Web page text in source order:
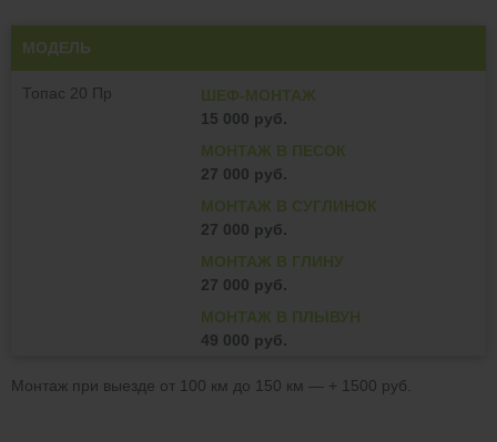
МОДЕЛЬ
Топас 20 Пр
ШЕФ-МОНТАЖ
15 000 руб.
МОНТАЖ В ПЕСОК
27 000 руб.
МОНТАЖ В СУГЛИНОК
27 000 руб.
МОНТАЖ В ГЛИНУ
27 000 руб.
МОНТАЖ В ПЛЫВУН
49 000 руб.
Монтаж при выезде от 100 км до 150 км — + 1500 руб.